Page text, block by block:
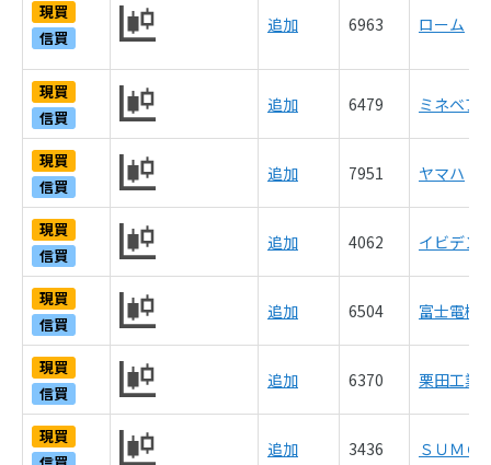
現買
信買
追加 6963 ローム
現買
信買
追加 6479 ミネベア
現買
信買
追加 7951 ヤマハ
現買
信買
追加 4062 イビデン
現買
信買
追加 6504 富士電機
現買
信買
追加 6370 栗田工業
現買
追加 3436 ＳＵＭＣ